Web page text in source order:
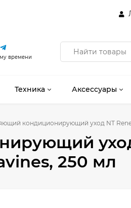
времени
Техника Аксессуары
кондиционирующий уход NT
250 мл